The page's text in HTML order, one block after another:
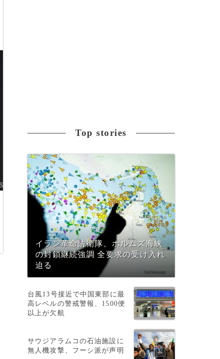
Top stories
イラン革命防衛隊、ホルムズ海峡
の封鎖継続強調 全要求の受け入れ
迫る
台風13号接近で中国東部に最
高レベルの警戒警報、1500便
以上が欠航
サウジアラムコの石油施設に
無人機攻撃、フーシ派が声明